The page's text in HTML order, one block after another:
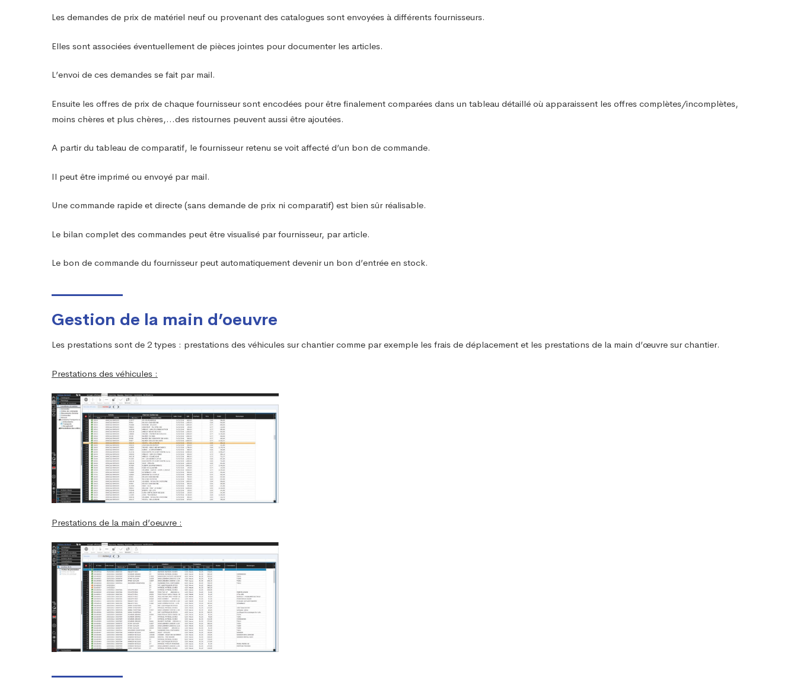
Les demandes de prix de matériel neuf ou provenant des catalogues sont envoyées à différents fournisseurs.
Elles sont associées éventuellement de pièces jointes pour documenter les articles.
L’envoi de ces demandes se fait par mail.
Ensuite les offres de prix de chaque fournisseur sont encodées pour être finalement comparées dans un tableau détaillé où apparaissent les offres complètes/incomplètes,
moins chères et plus chères,…des ristournes peuvent aussi être ajoutées.
A partir du tableau de comparatif, le fournisseur retenu se voit affecté d’un bon de commande.
Il peut être imprimé ou envoyé par mail.
Une commande rapide et directe (sans demande de prix ni comparatif) est bien sûr réalisable.
Le bilan complet des commandes peut être visualisé par fournisseur, par article.
Le bon de commande du fournisseur peut automatiquement devenir un bon d’entrée en stock.
Gestion de la main d’oeuvre
Les prestations sont de 2 types : prestations des véhicules sur chantier comme par exemple les frais de déplacement et les prestations de la main d’œuvre sur chantier.
Prestations des véhicules :
Prestations de la main d’oeuvre :